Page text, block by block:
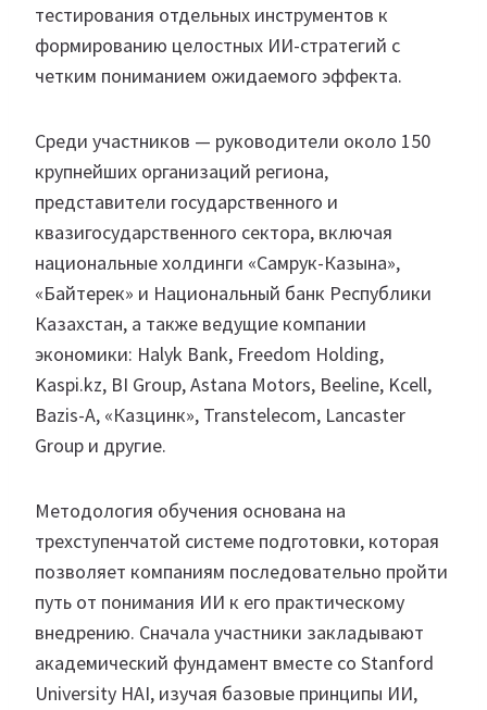
тестирования отдельных инструментов к
формированию целостных ИИ-стратегий с
четким пониманием ожидаемого эффекта.
Среди участников — руководители около 150
крупнейших организаций региона,
представители государственного и
квазигосударственного сектора, включая
национальные холдинги «Самрук-Казына»,
«Байтерек» и Национальный банк Республики
Казахстан, а также ведущие компании
экономики: Halyk Bank, Freedom Holding,
Kaspi.kz, BI Group, Astana Motors, Beeline, Kcell,
Bazis-A, «Казцинк», Transtelecom, Lancaster
Group и другие.
Методология обучения основана на
трехступенчатой системе подготовки, которая
позволяет компаниям последовательно пройти
путь от понимания ИИ к его практическому
внедрению. Сначала участники закладывают
академический фундамент вместе со Stanford
University HAI, изучая базовые принципы ИИ,